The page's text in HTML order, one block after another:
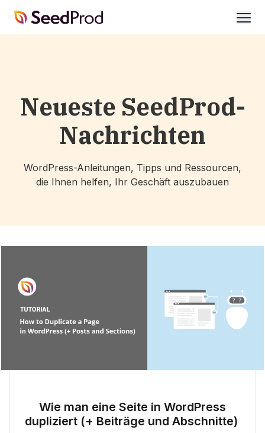
SeedProd
Neueste SeedProd-
Nachrichten
WordPress-Anleitungen, Tipps und Ressourcen,
die Ihnen helfen, Ihr Geschäft auszubauen
Wie man eine Seite in WordPress
dupliziert (+ Beiträge und Abschnitte)